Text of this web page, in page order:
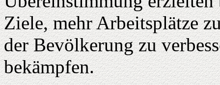
Ziele, mehr Arbeitsplätze
der Bevölkerung zu
bekämpfen.